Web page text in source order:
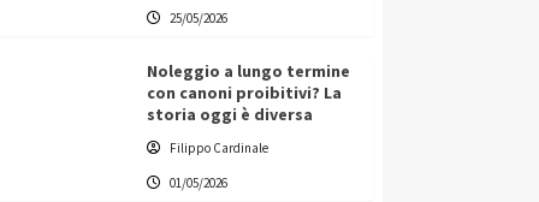
25/05/2026
Noleggio a lungo termine
con canoni proibitivi? La
storia oggi è diversa
Filippo Cardinale
01/05/2026